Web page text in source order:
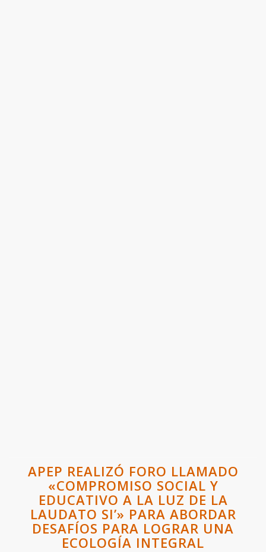
APEP REALIZÓ FORO LLAMADO
«COMPROMISO SOCIAL Y
EDUCATIVO A LA LUZ DE LA
LAUDATO SI’» PARA ABORDAR
DESAFÍOS PARA LOGRAR UNA
ECOLOGÍA INTEGRAL